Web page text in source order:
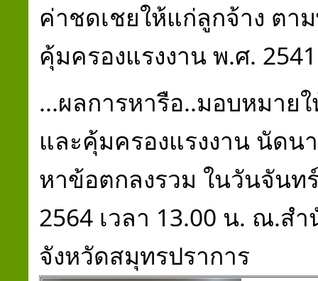
ค่าชดเชยให้แก่ลูกจ้าง ต
คุ้มครองแรงงาน พ.ศ.
...ผลการหารือ..มอบหมาย
และคุ้มครองแรงงาน นัดน
หาข้อตกลงรวม ในวันจันท
2564 เวลา 13.00 น. ณ.ส
จังหวัดสมุทรปราการ